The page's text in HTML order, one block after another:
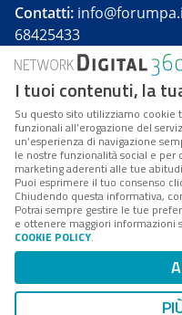
Contatti:
68425433
Forumpa.itè una
presso Registro della
Reg. n. 182 del 2
FPA s.r.l. è
Coordinamento da
è un'azienda
Codice Fiscale/Partita
n.
I tuoi contenuti, la
Su questo sito utilizziamo cookie
funzionali all’erogazione del
un’esperienza di navigazione
le nostre funzionalità social e
marketing aderenti alle tue
Puoi esprimere il tuo consenso
Chiudendo questa informativa,
Potrai sempre gestire le tue
e ottenere maggiori informazioni
COOKIE POLICY.